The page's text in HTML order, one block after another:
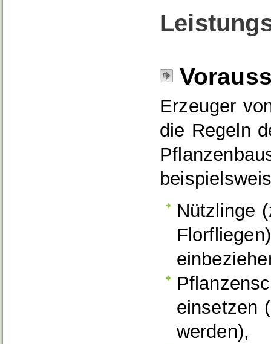
Erzeuger
die Regeln
Nützlinge
einsetzen (
werden),